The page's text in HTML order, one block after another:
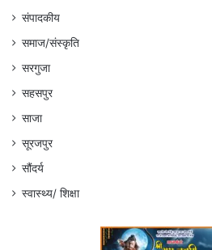
संपादकीय
समाज/संस्कृति
सरगुजा
सहसपुर
साजा
सूरजपुर
सौंदर्य
स्वास्थ्य/ शिक्षा